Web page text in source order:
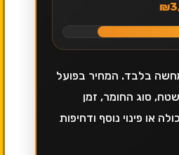
בלבד. המחיר בפועל
סוג החומר, זמן
או פינוי נוסף ודחיפות